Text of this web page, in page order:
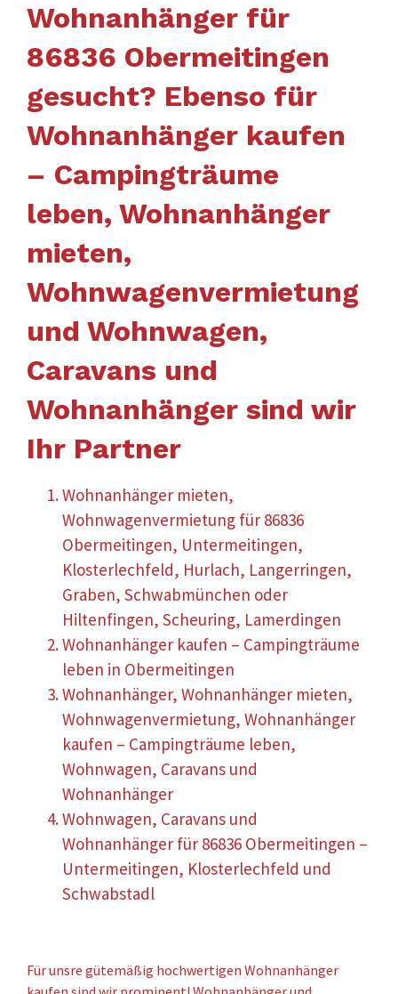
Wohnanhänger für
86836 Obermeitingen
gesucht? Ebenso für
Wohnanhänger kaufen
– Campingträume
leben, Wohnanhänger
mieten,
Wohnwagenvermietung
und Wohnwagen,
Caravans und
Wohnanhänger sind wir
Ihr Partner
Wohnanhänger mieten,
Wohnwagenvermietung für 86836
Obermeitingen, Untermeitingen,
Klosterlechfeld, Hurlach, Langerringen,
Graben, Schwabmünchen oder
Hiltenfingen, Scheuring, Lamerdingen
Wohnanhänger kaufen – Campingträume
leben in Obermeitingen
Wohnanhänger, Wohnanhänger mieten,
Wohnwagenvermietung, Wohnanhänger
kaufen – Campingträume leben,
Wohnwagen, Caravans und
Wohnanhänger
Wohnwagen, Caravans und
Wohnanhänger für 86836 Obermeitingen –
Untermeitingen, Klosterlechfeld und
Schwabstadl
Für unsre gütemäßig hochwertigen Wohnanhänger